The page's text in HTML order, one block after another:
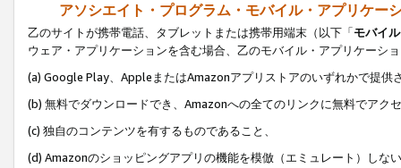
アソシエイト・プログラム・モバイル・アプリケー
乙のサイトが携帯電話、タブレットまたは携帯用端末（以下「モバイ
ウェア・アプリケーションを含む場合、乙のモバイル・アプリケーシ
(a) Google Play、AppleまたはAmazonアプリストアのいずれかで提供
(b) 無料でダウンロードでき、Amazonへの全てのリンクに無料でアク
(c) 独自のコンテンツを有するものであること、
(d) Amazonのショッピングアプリの機能を模倣（エミュレート）しな